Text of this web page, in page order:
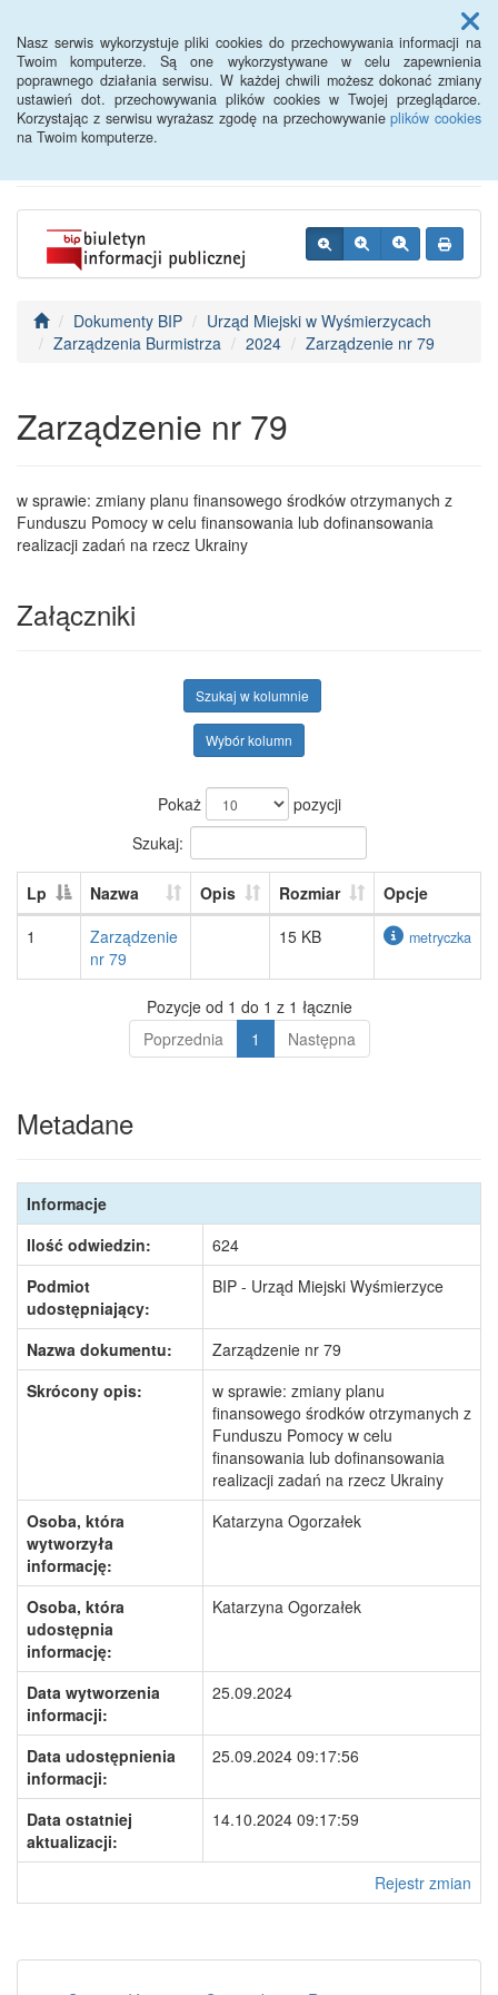
Nasz serwis wykorzystuje pliki cookies do przechowywania informacji na
Twoim komputerze. Są one wykorzystywane w celu zapewnienia
poprawnego działania serwisu. W każdej chwili możesz dokonać zmiany
ustawień dot. przechowywania plików cookies w Twojej przeglądarce.
Korzystając z serwisu wyrażasz zgodę na przechowywanieplików cookies
na Twoim komputerze.
Menu
BIP - Urząd Miejski
Wyśmierzyce
Dokumenty BIP
Urząd Miejski w Wyśmierzycach
Zarządzenia Burmistrza
2024 Zarządzenie nr 79
Zarządzenie nr 79
w sprawie: zmiany planu finansowego środków otrzymanych z
Funduszu Pomocy w celu finansowania lub dofinansowania
realizacji zadań na rzecz Ukrainy
Załączniki
Szukaj w kolumnie
Wybór kolumn
Pokaż
pozycji
Szukaj:
Lp Nazwa Opis Rozmiar
Opcje
1
Zarządzenie
nr 79
15 KB metryczka
Pozycje od 1 do 1 z 1 łącznie
Poprzednia
1 Następna
Metadane
Informacje
Ilość odwiedzin:
624
Podmiot
udostępniający:
BIP - Urząd Miejski Wyśmierzyce
Nazwa dokumentu:
Zarządzenie nr 79
Skrócony opis:
w sprawie: zmiany planu
finansowego środków otrzymanych z
Funduszu Pomocy w celu
finansowania lub dofinansowania
realizacji zadań na rzecz Ukrainy
Osoba, która
wytworzyła
informację:
Katarzyna Ogorzałek
Osoba, która
udostępnia
informację:
Katarzyna Ogorzałek
Data wytworzenia
informacji:
25.09.2024
Data udostępnienia
informacji:
25.09.2024 09:17:56
Data ostatniej
aktualizacji:
14.10.2024 09:17:59
Rejestr zmian